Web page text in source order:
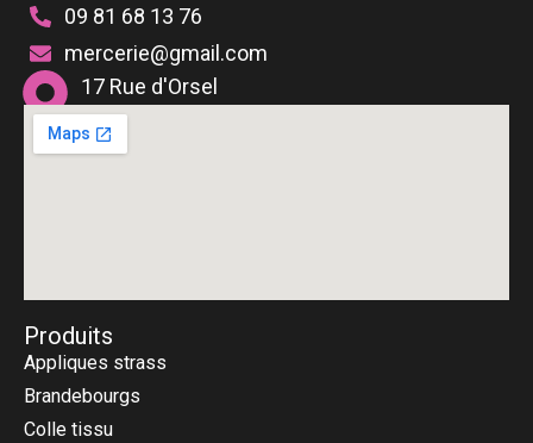
09 81 68 13 76
mercerie@gmail.com
17 Rue d'Orsel
75018 Paris
Produits
Appliques strass
Brandebourgs
Colle tissu